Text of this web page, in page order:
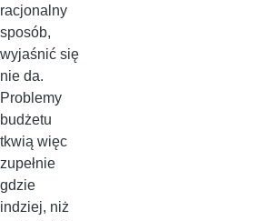
racjonalny
sposób,
wyjaśnić się
nie da.
Problemy
budżetu
tkwią więc
zupełnie
gdzie
indziej, niż